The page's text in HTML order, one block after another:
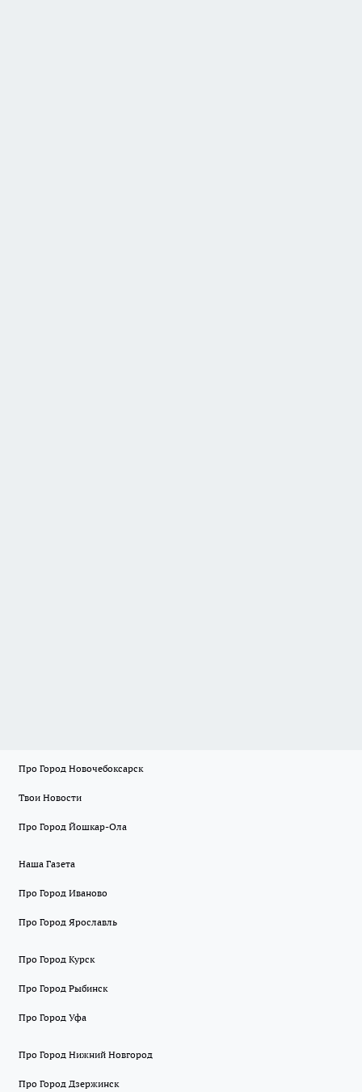
Про Город Новочебоксарск
Твои Новости
Про Город Йошкар-Ола
Наша Газета
Про Город Иваново
Про Город Ярославль
Про Город Курск
Про Город Рыбинск
Про Город Уфа
Про Город Нижний Новгород
Про Город Дзержинск